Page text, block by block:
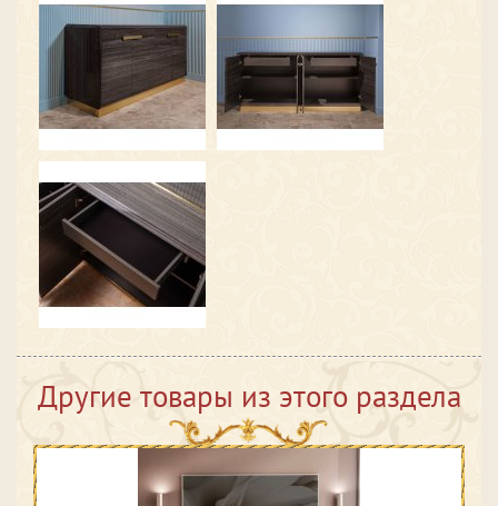
Другие товары из этого раздела